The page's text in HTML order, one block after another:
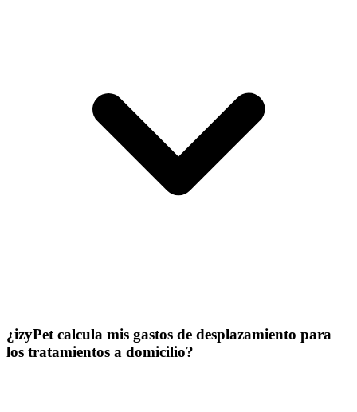
¿izyPet calcula mis gastos de desplazamiento para
los tratamientos a domicilio?